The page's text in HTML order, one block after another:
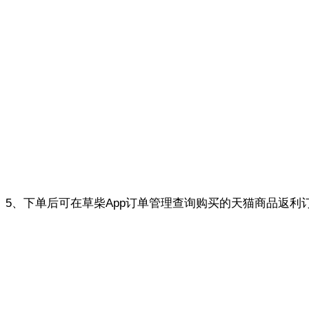
5、下单后可在草柴App订单管理查询购买的天猫商品返利